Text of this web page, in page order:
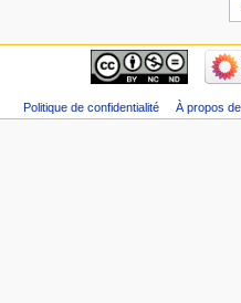
Politique de confidentialité À propos